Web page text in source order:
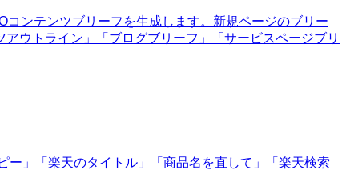
ンテンツブリーフを生成します。新規ページのブリー
ウトライン」「ブログブリーフ」「サービスページブリ
」「楽天のタイトル」「商品名を直して」「楽天検索